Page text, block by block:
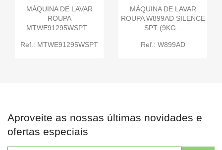
MÁQUINA DE LAVAR
ROUPA
MTWE91295WSPT...
Ref.: MTWE91295WSPT
MÁQUINA DE LAVAR
ROUPA W899AD SILENCE
SPT (9KG...
Ref.: W899AD
Aproveite as nossas últimas novidades e
ofertas especiais